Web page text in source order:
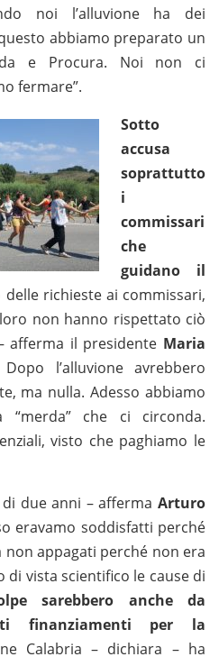
noi l’alluvione ha dei
abbiamo preparato un
e Procura. Noi non ci
fermare”.
Sotto
accusa
soprattutto
i
commissari
che
guidano il
delle richieste ai commissari,
non hanno rispettato ciò
afferma il presidente Maria
l’alluvione avrebbero
ma nulla. Adesso abbiamo
che ci circonda.
visto che paghiamo le
due anni – afferma Arturo
eravamo soddisfatti perché
appagati perché non era
vista scientifico le cause di
sarebbero anche da
finanziamenti per la
Calabria – dichiara – ha